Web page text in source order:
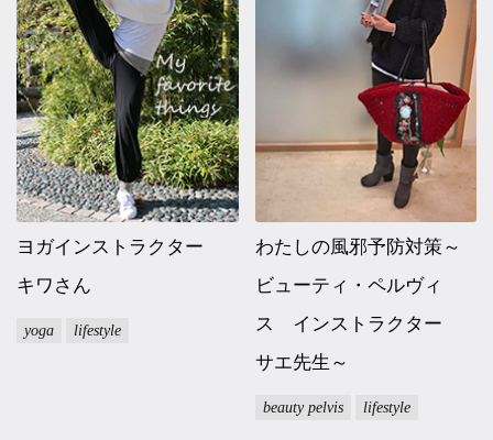
ヨガインストラクター
キワさん
yoga lifestyle
わたしの風邪予防対策～
ビューティ・ペルヴィ
ス インストラクター
サエ先生～
beauty pelvis lifestyle